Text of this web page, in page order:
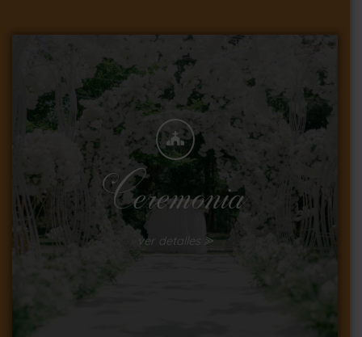
Ceremonia
ver detalles ⪢